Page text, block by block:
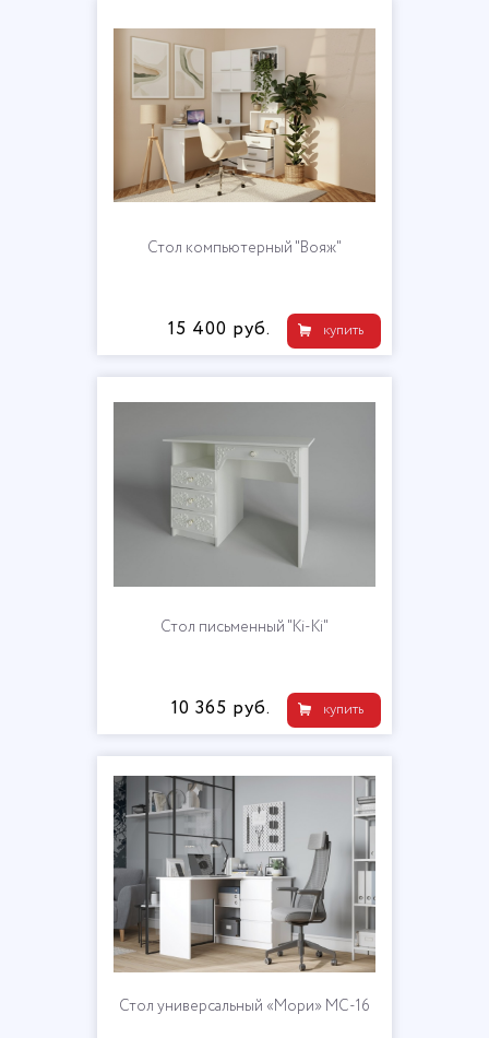
Стол компьютерный "Вояж"
купить
15 400 руб.
Стол письменный "Ki-Ki"
купить
10 365 руб.
Стол универсальный «Мори» МС-16